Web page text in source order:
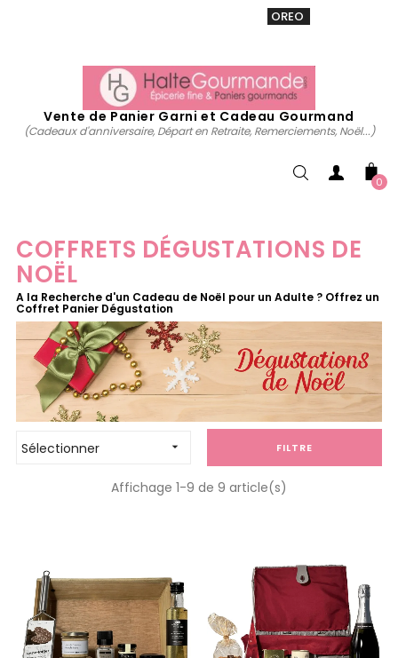
OREO
Vente de Panier Garni et Cadeau Gourmand
(Cadeaux d'anniversaire, Départ en Retraite, Remerciements, Noël...)
0
COFFRETS DÉGUSTATIONS DE
NOËL
A la Recherche d'un Cadeau de Noël pour un Adulte ? Offrez un
Coffret Panier Dégustation
Sélectionner  FILTRE
Affichage 1-9 de 9 article(s)